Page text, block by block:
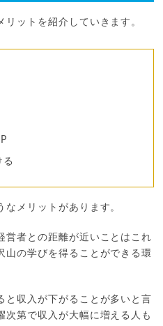
ットを紹介していきます。
る
メリットがあります。
営者との距離が近いことはこれ
山の学びを得ることができる環
と収入が下がることが多いと言
次第で収入が大幅に増える人も